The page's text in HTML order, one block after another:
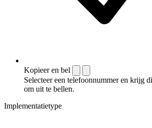
Kopieer en bel
Selecteer een telefoonnummer en krijg
om uit te bellen.
Implementatietype